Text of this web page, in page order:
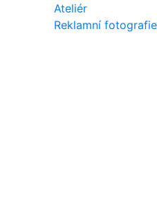
Ateliér
Reklamní fotografie